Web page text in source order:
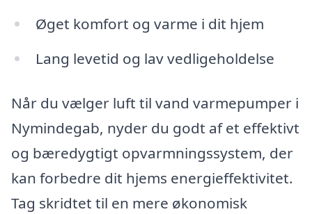
Øget komfort og varme i dit hjem
Lang levetid og lav vedligeholdelse
Når du vælger luft til vand varmepumper i
Nymindegab, nyder du godt af et effektivt
og bæredygtigt opvarmningssystem, der
kan forbedre dit hjems energieffektivitet.
Tag skridtet til en mere økonomisk